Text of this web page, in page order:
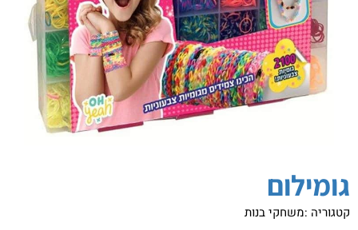
גומילום
קטגוריה :משחקי בנות